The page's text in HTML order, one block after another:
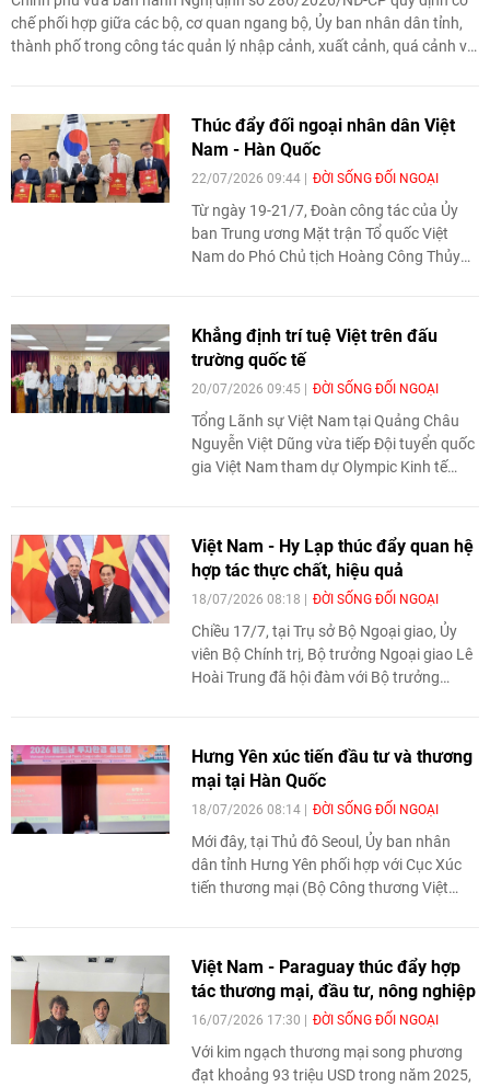
chế phối hợp giữa các bộ, cơ quan ngang bộ, Ủy ban nhân dân tỉnh,
thành phố trong công tác quản lý nhập cảnh, xuất cảnh, quá cảnh và
Thúc đẩy đối ngoại nhân dân Việt
Nam - Hàn Quốc
22/07/2026 09:44 ĐỜI SỐNG ĐỐI NGOẠI
Từ ngày 19-21/7, Đoàn công tác của Ủy
ban Trung ương Mặt trận Tổ quốc Việt
Nam do Phó Chủ tịch Hoàng Công Thủy
nhân dân, tăng cường kết nối cộng đồng
doanh nhân, chuyên gia, trí thức người
Việt Nam tại Hàn Quốc.
Khẳng định trí tuệ Việt trên đấu
trường quốc tế
20/07/2026 09:45 ĐỜI SỐNG ĐỐI NGOẠI
Tổng Lãnh sự Việt Nam tại Quảng Châu
Nguyễn Việt Dũng vừa tiếp Đội tuyển quốc
gia Việt Nam tham dự Olympic Kinh tế
truyền thống hiếu học và khát vọng vươn
mình của thế hệ trẻ.
Việt Nam - Hy Lạp thúc đẩy quan hệ
hợp tác thực chất, hiệu quả
18/07/2026 08:18 ĐỜI SỐNG ĐỐI NGOẠI
Chiều 17/7, tại Trụ sở Bộ Ngoại giao, Ủy
viên Bộ Chính trị, Bộ trưởng Ngoại giao Lê
Hoài Trung đã hội đàm với Bộ trưởng
Nam. Hai bên trao đổi các biện pháp nhằm
đưa quan hệ hữu nghị và hợp tác Việt
Nam - Hy Lạp ngày càng phát triển thực
chất, hiệu quả.
Hưng Yên xúc tiến đầu tư và thương
mại tại Hàn Quốc
18/07/2026 08:14 ĐỜI SỐNG ĐỐI NGOẠI
Mới đây, tại Thủ đô Seoul, Ủy ban nhân
dân tỉnh Hưng Yên phối hợp với Cục Xúc
tiến thương mại (Bộ Công thương Việt
Hàn Quốc (KOTRA) tổ chức Hội nghị xúc
tiến đầu tư và thương mại tỉnh Hưng Yên.
Việt Nam - Paraguay thúc đẩy hợp
tác thương mại, đầu tư, nông nghiệp
16/07/2026 17:30 ĐỜI SỐNG ĐỐI NGOẠI
Với kim ngạch thương mại song phương
đạt khoảng 93 triệu USD trong năm 2025,